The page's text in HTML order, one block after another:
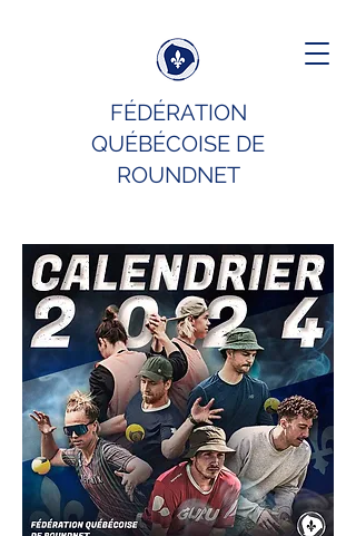
FÉDÉRATION
QUÉBÉCOISE DE
ROUNDNET